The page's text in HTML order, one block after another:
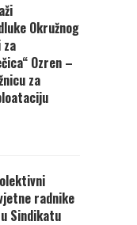
Okružnog
za
Ozren –
za
radnike
Sindikatu